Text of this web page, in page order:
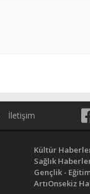
İletişim
Kültür
Sağlık
Gençlik -
ArtıOnsekiz